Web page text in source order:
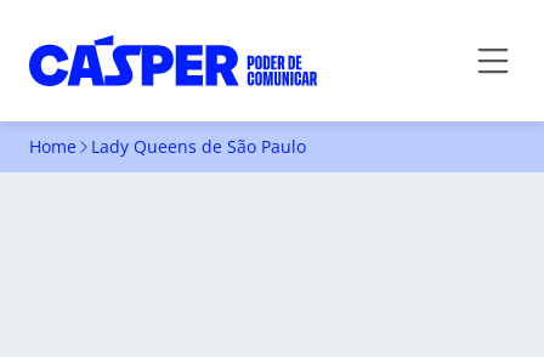
Home Lady Queens de São Paulo